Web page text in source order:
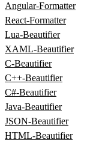
Angular‑Formatter
React‑Formatter
Lua‑Beautifier
XAML‑Beautifier
C‑Beautifier
C++‑Beautifier
C#‑Beautifier
Java‑Beautifier
JSON-Beautifier
HTML‑Beautifier